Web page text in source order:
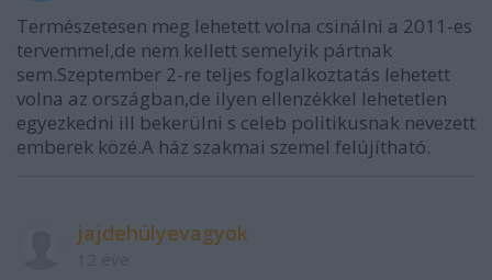
Természetesen meg lehetett volna csinálni a 2011-es
tervemmel,de nem kellett semelyik pártnak
sem.Szeptember 2-re teljes foglalkoztatás lehetett
volna az országban,de ilyen ellenzékkel lehetetlen
egyezkedni ill bekerülni s celeb politikusnak nevezett
emberek közé.A ház szakmai szemel felújítható.
jajdehülyevagyok